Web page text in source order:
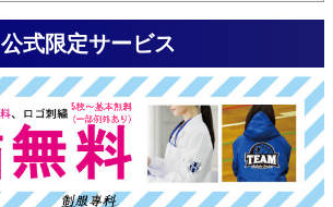
公式限定サービス